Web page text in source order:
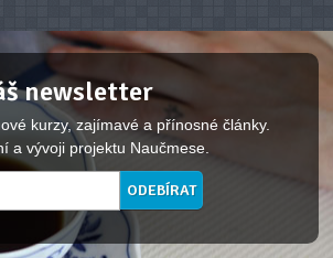
newsletter
kurzy, zajímavé a přínosné články.
a vývoji projektu Naučmese.